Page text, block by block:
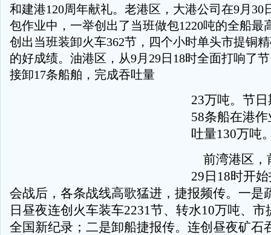
和建港120周年献礼。老港区，大港公司在9月30
包作业中，一举创出了当班做包1220吨的全船最
创出当班装卸火车362节，四个小时单头市提铜
的好成绩。油港区，从9月29日18时全面打响了
接卸17条船舶，完成吞吐量
23万吨。节
58条船在港
吐量130万吨
前湾港区，
29日18时开
会战后，各条战线高歌猛进，捷报频传。一是
日昼夜连创火车装车2231节、转水10万吨、市
全国新纪录；二是卸船捷报传。连创昼夜矿石